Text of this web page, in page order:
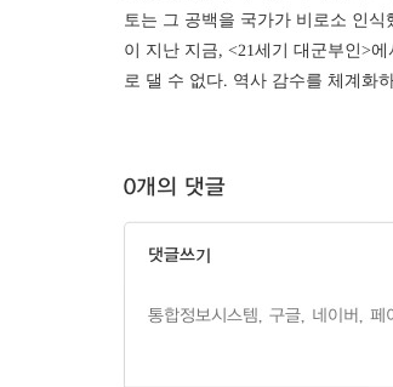
토는 그 공백을 국가가 비로소 인
이 지난 지금, <21세기 대군부인>
로 댈 수 없다. 역사 감수를 체계화
0개의 댓글
댓글쓰기